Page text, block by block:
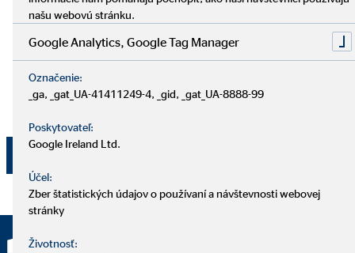
mailovej adresy a telefónneho čísla na vyššie uvedené
účely. Súhlas je možné kedykoľvek s účinnosťou do
alebo poštou na adresu zodpovedného pracovníka OVB
Allfinanz Slovensko a.s., , Vajnorská 100/A, 831 04
Odoslať
našu webovú stránku.
Google Analytics, Google Tag Manager
Označenie:
_ga, _gat_UA-41411249-4, _gid, _gat_UA-8888-99
Poskytovateľ:
Google Ireland Ltd.
Účel:
Zber štatistických údajov o používaní a návštevnosti webovej
stránky
Životnosť: